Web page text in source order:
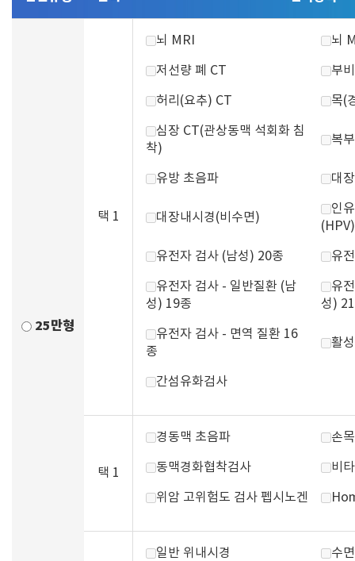
25만형
택 1
뇌 MRI 뇌
저선량 폐 CT 부
허리(요추) CT 목(
심장 CT(관상동맥 석회화 침
착)
복
유방 초음파 대
대장내시경(비수면)
인
(HPV)
유전자 검사 (남성) 20종 유
유전자 검사 - 일반질환 (남
성) 19종
유
성)
유전자 검사 - 면역 질환 16
종
활
간섬유화검사
택 1
경동맥 초음파 손
동맥경화협착검사 비
위암 고위험도 검사 펩시노겐
일반 위내시경 수